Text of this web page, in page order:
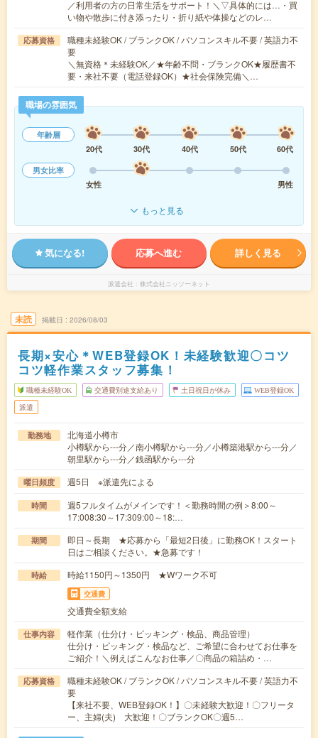
／利用者の方の日常生活をサポート！＼▽具体的には…・買
い物や散歩に付き添ったり・折り紙や体操などのレ…
応募資格
職種未経験OK / ブランクOK / パソコンスキル不要 / 英語力不
要
＼無資格＊未経験OK／★年齢不問・ブランクOK★履歴書不
要・来社不要（電話登録OK）★社会保険完備＼…
職場の雰囲気
年齢層
20代
30代 40代 50代
60代
男女比率
女性
男性
もっと見る
気になる! 応募へ進む 詳しく見る
派遣会社 株式会社ニッソーネット
未読 掲載日 2026/08/03
長期×安心＊WEB登録OK！未経験歓迎〇コツ
コツ軽作業スタッフ募集！
職種未経験OK 交通費別途支給あり 土日祝日が休み WEB登録OK
派遣
勤務地
北海道小樽市
小樽駅から---分／南小樽駅から---分／小樽築港駅から---分／
朝里駅から---分／銭函駅から---分
曜日頻度 週5日 ※派遣先による
時間
週5フルタイムがメインです！＜勤務時間の例＞8:00～
17:008:30～17:309:00～18:…
期間
即日～長期 ★応募から「最短2日後」に勤務OK！スタート
日はご相談ください。★急募です！
時給 時給1150円～1350円 ★Wワーク不可
交通費
交通費全額支給
仕事内容
軽作業（仕分け・ピッキング・検品、商品管理）
仕分け・ピッキング・検品など、ご希望に合わせてお仕事を
ご紹介！＼例えばこんなお仕事／〇商品の箱詰め・…
応募資格
職種未経験OK / ブランクOK / パソコンスキル不要 / 英語力不
要
【来社不要、WEB登録OK！】〇未経験大歓迎！〇フリータ
ー、主婦(夫) 大歓迎！〇ブランクOK〇週5…